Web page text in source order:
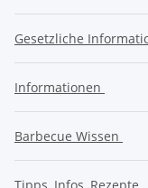
Gesetzliche
Informationen
Barbecue Wissen